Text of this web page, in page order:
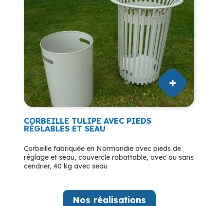
CORBEILLE TULIPE AVEC PIEDS
RÉGLABLES ET SEAU
Corbeille fabriquée en Normandie avec pieds de
réglage et seau, couvercle rabattable, avec ou sans
cendrier, 40 kg avec seau
Nos réalisations